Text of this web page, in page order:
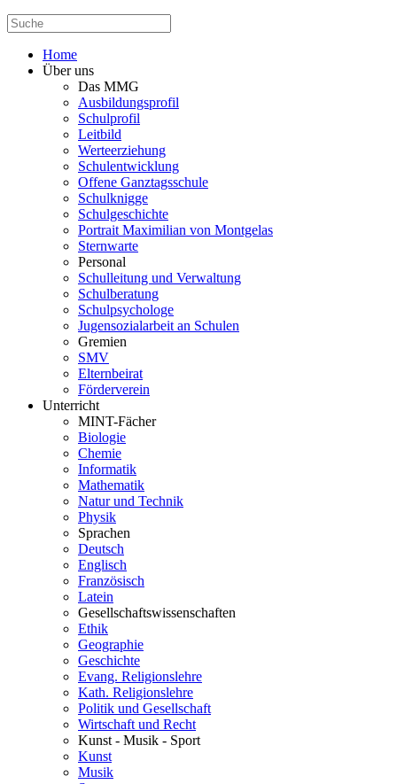
Home
Über uns
Das MMG
Ausbildungsprofil
Schulprofil
Leitbild
Werteerziehung
Schulentwicklung
Offene Ganztagsschule
Schulknigge
Schulgeschichte
Portrait Maximilian von Montgelas
Sternwarte
Personal
Schulleitung und Verwaltung
Schulberatung
Schulpsychologe
Jugensozialarbeit an Schulen
Gremien
SMV
Elternbeirat
Förderverein
Unterricht
MINT-Fächer
Biologie
Chemie
Informatik
Mathematik
Natur und Technik
Physik
Sprachen
Deutsch
Englisch
Französisch
Latein
Gesellschaftswissenschaften
Ethik
Geographie
Geschichte
Evang. Religionslehre
Kath. Religionslehre
Politik und Gesellschaft
Wirtschaft und Recht
Kunst - Musik - Sport
Kunst
Musik